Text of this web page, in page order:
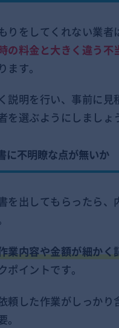
りをしてくれない業者
の料金と大きく違う不
ます。
説明を行い、事前に見
を選ぶようにしましょ
に不明瞭な点が無いか
を出してもらったら、
業内容や金額が細かく
ポイントです。
頼した作業がしっかり